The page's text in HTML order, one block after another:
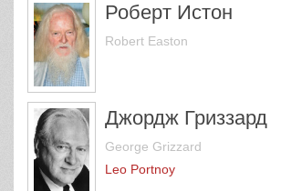
Роберт Истон
Robert Easton
Джордж Гриззард
George Grizzard
Leo Portnoy